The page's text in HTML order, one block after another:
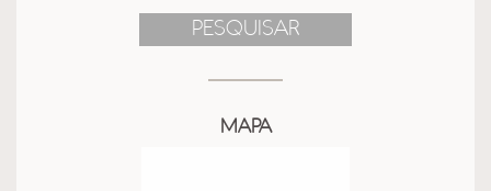
PESQUISAR
MAPA